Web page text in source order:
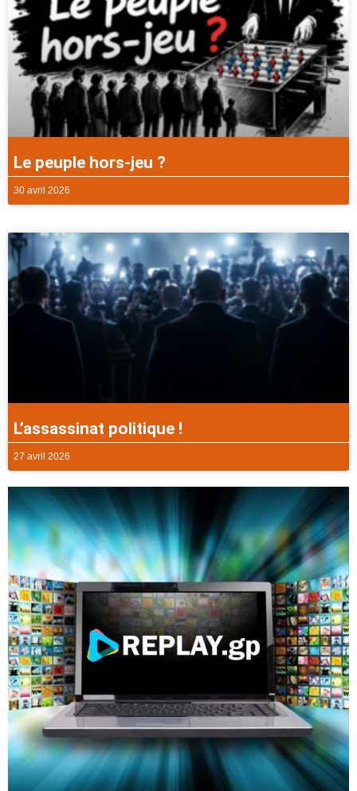
Le peuple hors-jeu ?
30 avril 2026
L’assassinat politique !
27 avril 2026